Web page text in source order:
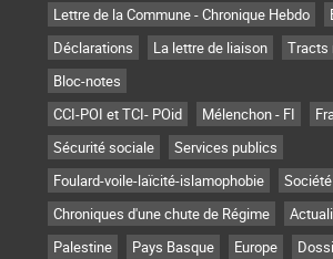
Lettre de la Commune - Chronique Hebdo
Déclarations
La lettre de liaison
Tracts
Bloc-notes
CCI-POI et TCI- POid
Mélenchon - FI
Sécurité sociale
Services publics
Foulard-voile-laïcité-islamophobie
Société
Chroniques d'une chute de Régime
Palestine
Pays Basque Europe